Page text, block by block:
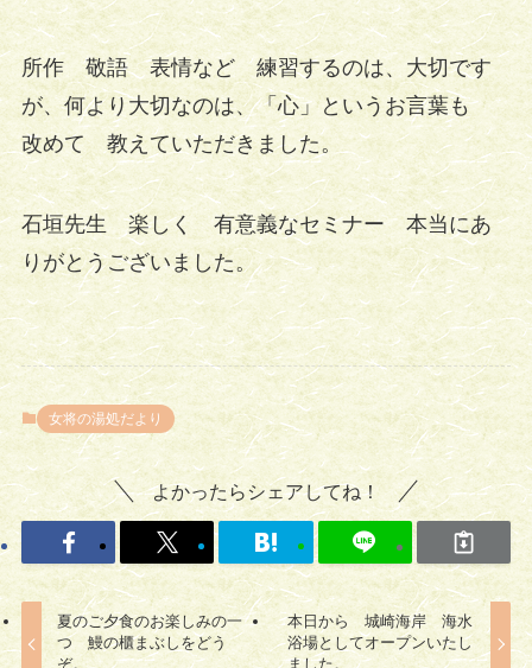
所作 敬語 表情など 練習するのは、大切です
が、何より大切なのは、「心」というお言葉も
改めて 教えていただきました。
石垣先生 楽しく 有意義なセミナー 本当にあ
りがとうございました。
女将の湯処だより
よかったらシェアしてね！
夏のご夕食のお楽しみの一
つ 鰻の櫃まぶしをどう
ぞ。
本日から 城崎海岸 海水
浴場としてオープンいたし
ました。